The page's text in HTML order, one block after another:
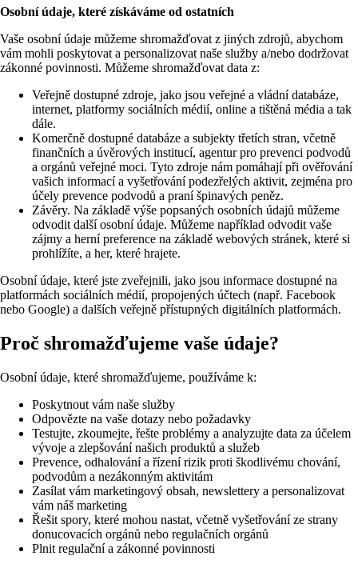
Osobní údaje, které získáváme od ostatních
Vaše osobní údaje můžeme shromažďovat z jiných zdrojů, abychom
vám mohli poskytovat a personalizovat naše služby a/nebo dodržovat
zákonné povinnosti. Můžeme shromažďovat data z:
Veřejně dostupné zdroje, jako jsou veřejné a vládní databáze,
internet, platformy sociálních médií, online a tištěná média a tak
dále.
Komerčně dostupné databáze a subjekty třetích stran, včetně
finančních a úvěrových institucí, agentur pro prevenci podvodů
a orgánů veřejné moci. Tyto zdroje nám pomáhají při ověřování
vašich informací a vyšetřování podezřelých aktivit, zejména pro
účely prevence podvodů a praní špinavých peněz.
Závěry. Na základě výše popsaných osobních údajů můžeme
odvodit další osobní údaje. Můžeme například odvodit vaše
zájmy a herní preference na základě webových stránek, které si
prohlížíte, a her, které hrajete.
Osobní údaje, které jste zveřejnili, jako jsou informace dostupné na
platformách sociálních médií, propojených účtech (např. Facebook
nebo Google) a dalších veřejně přístupných digitálních platformách.
Proč shromažďujeme vaše údaje?
Osobní údaje, které shromažďujeme, používáme k:
Poskytnout vám naše služby
Odpovězte na vaše dotazy nebo požadavky
Testujte, zkoumejte, řešte problémy a analyzujte data za účelem
vývoje a zlepšování našich produktů a služeb
Prevence, odhalování a řízení rizik proti škodlivému chování,
podvodům a nezákonným aktivitám
Zasílat vám marketingový obsah, newslettery a personalizovat
vám náš marketing
Řešit spory, které mohou nastat, včetně vyšetřování ze strany
donucovacích orgánů nebo regulačních orgánů
Plnit regulační a zákonné povinnosti